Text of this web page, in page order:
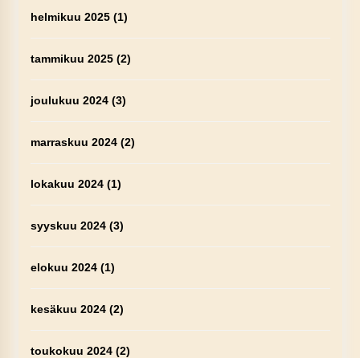
helmikuu 2025(1)
tammikuu 2025(2)
joulukuu 2024(3)
marraskuu 2024(2)
lokakuu 2024(1)
syyskuu 2024(3)
elokuu 2024(1)
kesäkuu 2024(2)
toukokuu 2024(2)